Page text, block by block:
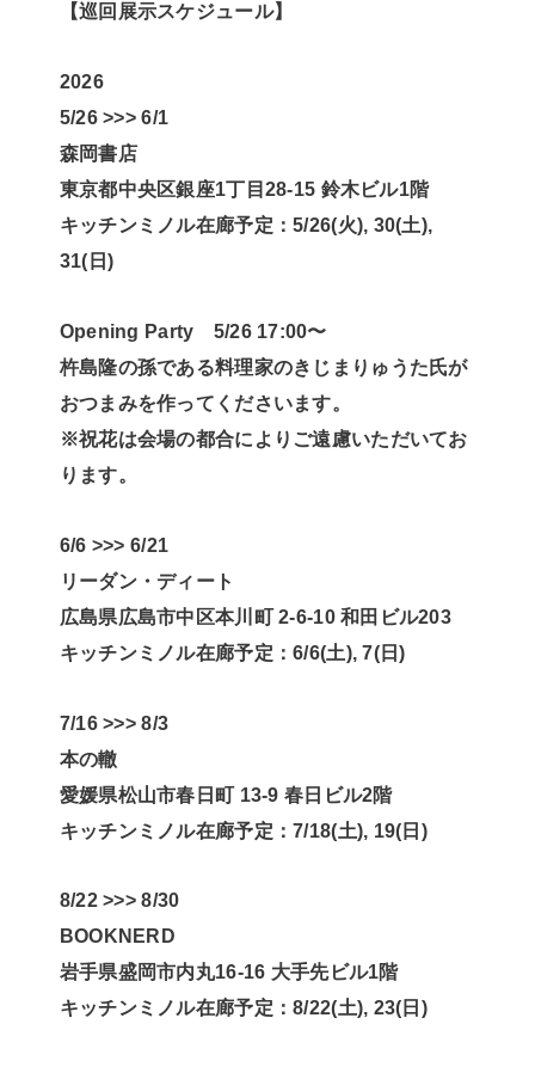
【巡回展示スケジュール】
2026
5/26 >>> 6/1
森岡書店
東京都中央区銀座1丁目28-15 鈴木ビル1階
キッチンミノル在廊予定：5/26(火), 30(土),
31(日)
Opening Party 5/26 17:00〜
杵島隆の孫である料理家のきじまりゅうた氏が
おつまみを作ってくださいます。
※祝花は会場の都合によりご遠慮いただいてお
ります。
6/6 >>> 6/21
リーダン・ディート
広島県広島市中区本川町 2-6-10 和田ビル203
キッチンミノル在廊予定：6/6(土), 7(日)
7/16 >>> 8/3
本の轍
愛媛県松山市春日町 13-9 春日ビル2階
キッチンミノル在廊予定：7/18(土), 19(日)
8/22 >>> 8/30
BOOKNERD
岩手県盛岡市内丸16-16 大手先ビル1階
キッチンミノル在廊予定：8/22(土), 23(日)